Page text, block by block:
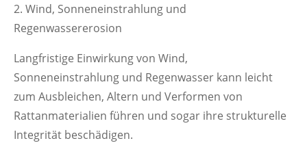
2. Wind, Sonneneinstrahlung und
Regenwassererosion
Langfristige Einwirkung von Wind,
Sonneneinstrahlung und Regenwasser kann leicht
zum Ausbleichen, Altern und Verformen von
Rattanmaterialien führen und sogar ihre strukturelle
Integrität beschädigen.